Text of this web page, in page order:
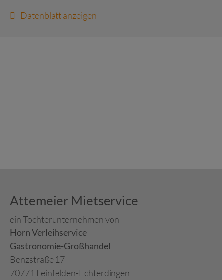
Datenblatt anzeigen
Attemeier Mietservice
ein Tochterunternehmen von
Horn Verleihservice
Gastronomie-Großhandel
Benzstraße 17
70771 Leinfelden-Echterdingen